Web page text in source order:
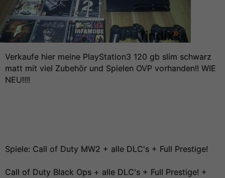
Verkaufe hier meine PlayStation3 120 gb slim schwarz
matt mit viel Zubehör und Spielen OVP vorhanden!! WIE
NEU!!!!
Spiele: Call of Duty MW2 + alle DLC's + Full Prestige!
Call of Duty Black Ops + alle DLC's + Full Prestige! +